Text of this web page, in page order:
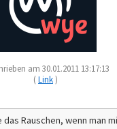
am 30.01.2011 13:17:13
(Link)
Rauschen, wenn man